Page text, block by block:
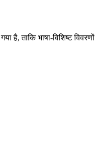
ताकि भाषा‑विशिष्ट